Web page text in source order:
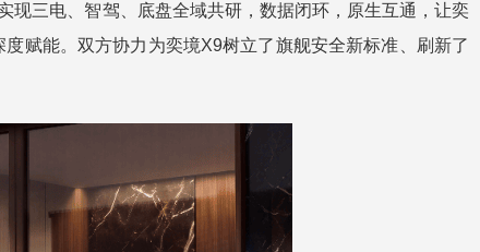
现三电、智驾、底盘全域共研，数据闭环，原生互通，让奕
赋能。双方协力为奕境X9树立了旗舰安全新标准、刷新了